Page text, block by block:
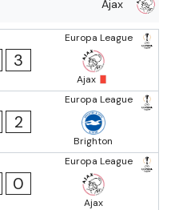
Ajax
Europa League
3
Ajax
Europa League
2
Brighton
Europa League
0
Ajax